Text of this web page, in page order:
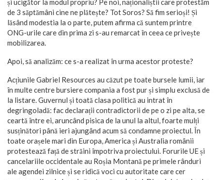
și ucigător la modul propriu? Pe noi, naționaliștii care protestăm
de 3 săptămâni cine ne plătește? Tot Soros? Să fim serioși! Și
lăsând modestia la o parte, putem afirma că suntem printre
ONG-urile care din prima zi s-au remarcat în ceea ce privește
mobilizarea.
Apoi, să analizăm: ce s-a realizat în urma acestor proteste?
Acțiunile Gabriel Resources au căzut pe toate bursele lumii, iar
în multe centre bursiere compania a fost pur și simplu exclusă de
la listare. Guvernul și toată clasa politică au intrat în
degringoladă: fac declarații contradictorii de pe o zi pe alta, se
ceartă între ei, aruncând pisica de la unul la altul, foarte mulți
susținători până ieri ajungând acum să condamne proiectul. În
toate orașele mari din Europa, America și Australia românii
protestează față de străini împotriva proiectului. Forurile UE și
cancelariile occidentale au Roșia Montană pe primele rânduri
ale agendei zilnice și se ridică voci cu autoritate care cer